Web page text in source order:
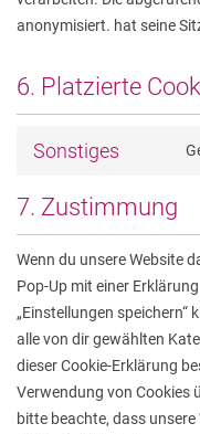
anonymisiert. hat seine
6. Platzierte
Sonstiges
7. Zustimmung
Wenn du unsere Website
Pop-Up mit einer
„Einstellungen speichern“
alle von dir gewählten
dieser Cookie-Erklärung
Verwendung von Cookies
bitte beachte, dass